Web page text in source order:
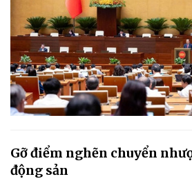
Gỡ điểm nghẽn chuyển
động sản